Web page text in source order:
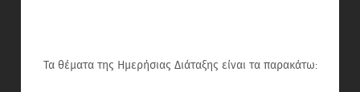
Τα θέματα της Ημερήσιας Διάταξης είναι τα παρακάτω: